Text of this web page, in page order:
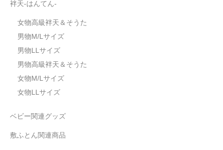
袢天-はんてん-
女物高級袢天＆そうた
男物M/Lサイズ
男物LLサイズ
男物高級袢天＆そうた
女物M/Lサイズ
女物LLサイズ
ベビー関連グッズ
敷ふとん関連商品